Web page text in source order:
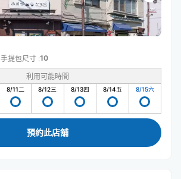
手提包尺寸 :10
利用可能時間
8/11二 8/12三 8/13四 8/14五 8/15六
預約此店舖